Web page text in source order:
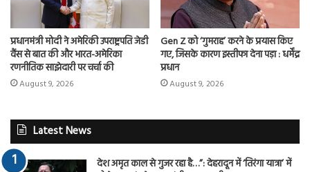
प्रधानमंत्री मोदी ने अमेरिकी उपराष्ट्रपति जेडी
वैंस से बात की और भारत-अमेरिका
रणनीतिक साझेदारी पर चर्चा की
August 9, 2026
Gen Z को ‘गुमराह’ करने के प्रयास किए
गए, जिसके कारण इस्तीफा देना पड़ा : धर्मेंद्र
प्रधान
August 9, 2026
Latest News
देश अमृत काल से गुजर रहा है…”: देहरादून में ‘तिरंगा यात्रा’ में